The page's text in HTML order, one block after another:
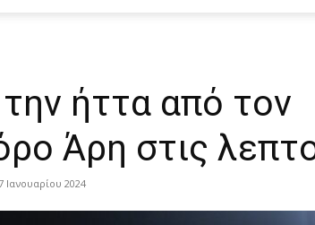
ήττα από τον
Άρη στις
Ιανουαρίου 2024